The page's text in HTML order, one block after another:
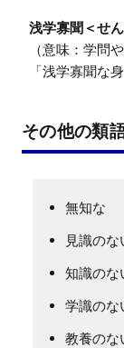
浅学寡聞＜せ
（意味：学問
「浅学寡聞な
その他の類
無知な
見識のな
知識のな
学識のな
教養のな